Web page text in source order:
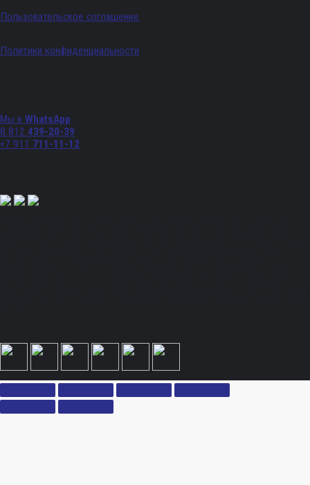
Пользовательское соглашение
Политики конфиденциальности
Мы в WhatsApp
8 812 439-20-39
+7 911 711-11-12